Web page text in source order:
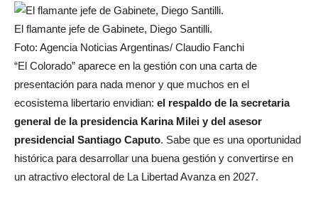
El flamante jefe de Gabinete, Diego Santilli.
Foto: Agencia Noticias Argentinas/ Claudio Fanchi
“El Colorado” aparece en la gestión con una carta de
presentación para nada menor y que muchos en el
ecosistema libertario envidian: el respaldo de la secretaria
general de la presidencia Karina Milei y del asesor
presidencial Santiago Caputo. Sabe que es una oportunidad
histórica para desarrollar una buena gestión y convertirse en
un atractivo electoral de La Libertad Avanza en 2027.